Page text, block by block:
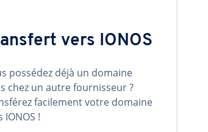
vers IONOS
possédez déjà un domaine
chez un autre fournisseur ?
facilement votre domaine
IONOS !